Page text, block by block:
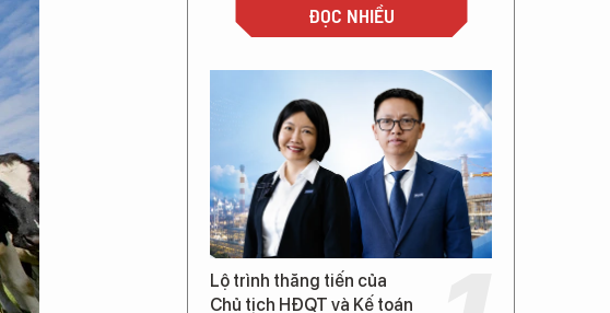
ĐỌC NHIỀU
Lộ trình thăng tiến của
Chủ tịch HĐQT và Kế toán